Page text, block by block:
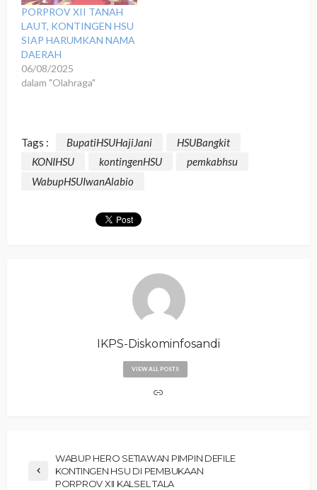
PORPROV XII TANAH
LAUT, KONTINGEN HSU
SIAP HARUMKAN NAMA
DAERAH
06/08/2025
dalam "Olahraga"
Tags : BupatiHSUHajiJani
HSUBangkit
KONIHSU
kontingenHSU
pemkabhsu
WabupHSUIwanAlabio
IKPS-Diskominfosandi
VIEW ALL POSTS
WABUP HERO SETIAWAN PIMPIN DEFILE
KONTINGEN HSU DI PEMBUKAAN
PORPROV XII KALSEL TALA